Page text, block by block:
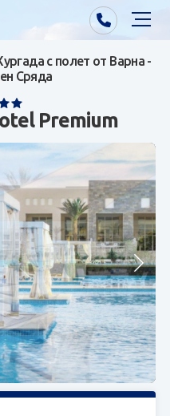
Бургас
с полет от Варна -
Сряда
Premium